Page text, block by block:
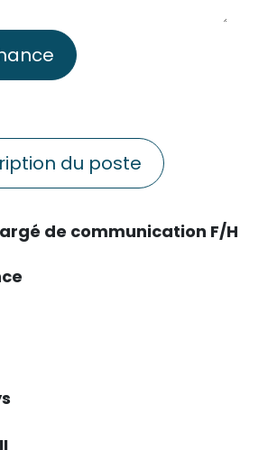
du poste
de communication F/H